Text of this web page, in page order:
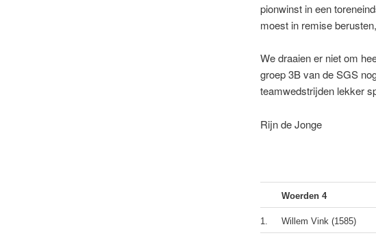
pionwinst in een
moest in remise
We draaien er niet om
groep 3B van de SGS
teamwedstrijden lekker
Rijn de Jonge
Woerden 4
1. Willem Vink (1585)